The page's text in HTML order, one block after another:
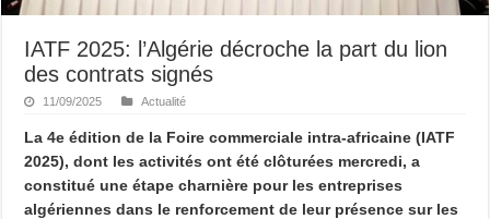
IATF 2025: l’Algérie décroche la part du lion
des contrats signés
11/09/2025 Actualité
La 4e édition de la Foire commerciale intra-africaine (IATF
2025), dont les activités ont été clôturées mercredi, a
constitué une étape charnière pour les entreprises
algériennes dans le renforcement de leur présence sur les